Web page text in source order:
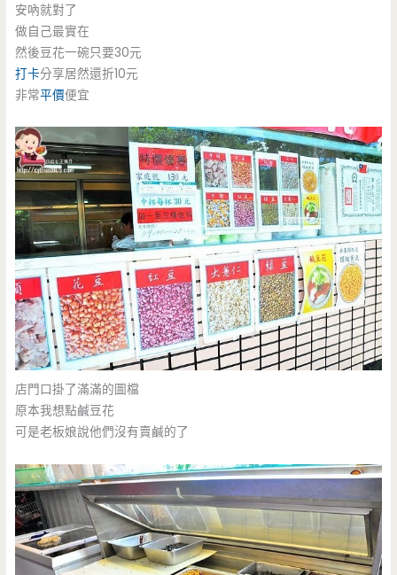
安吶就對了
做自己最實在
然後豆花一碗只要30元
打卡分享居然還折10元
非常平價便宜
店門口掛了滿滿的圖檔
原本我想點鹹豆花
可是老板娘說他們沒有賣鹹的了